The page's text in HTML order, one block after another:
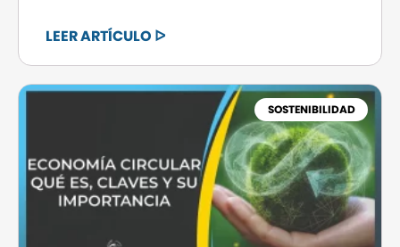
LEER ARTÍCULO ᐅ
SOSTENIBILIDAD